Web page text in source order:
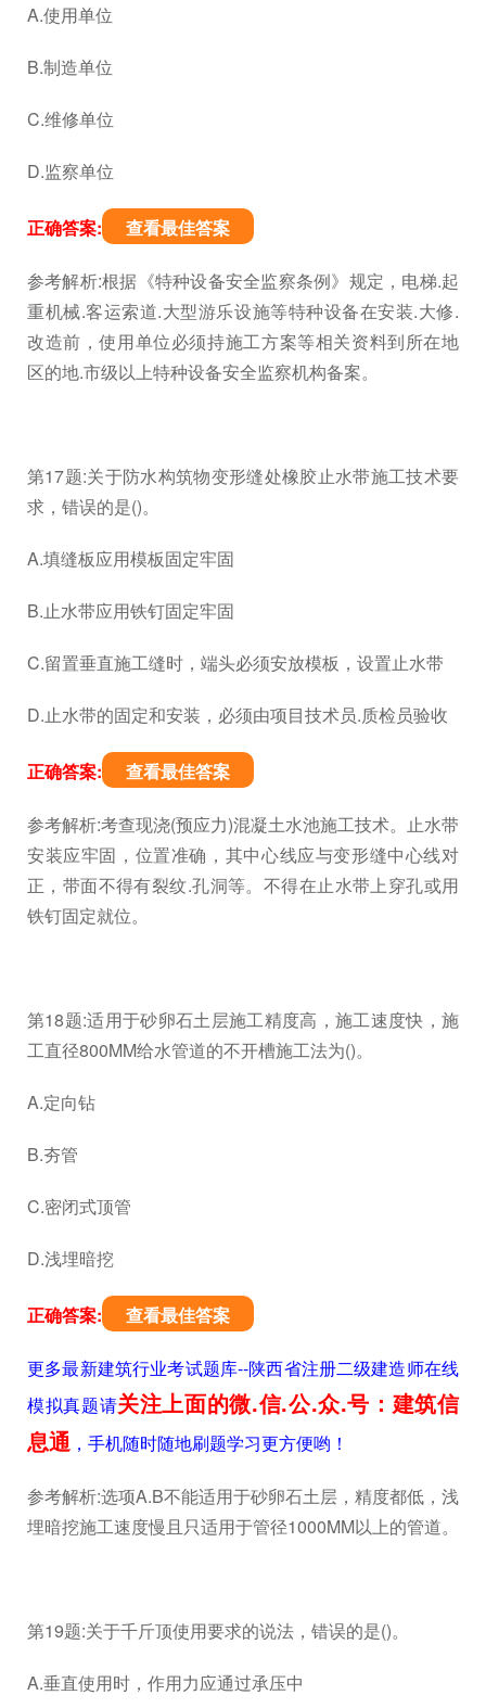
A.使用单位
B.制造单位
C.维修单位
D.监察单位
正确答案: 查看最佳答案
参考解析:根据《特种设备安全监察条例》规定，电梯.起
重机械.客运索道.大型游乐设施等特种设备在安装.大修.
改造前，使用单位必须持施工方案等相关资料到所在地
区的地.市级以上特种设备安全监察机构备案。
第17题:关于防水构筑物变形缝处橡胶止水带施工技术要
求，错误的是()。
A.填缝板应用模板固定牢固
B.止水带应用铁钉固定牢固
C.留置垂直施工缝时，端头必须安放模板，设置止水带
D.止水带的固定和安装，必须由项目技术员.质检员验收
正确答案: 查看最佳答案
参考解析:考查现浇(预应力)混凝土水池施工技术。止水带
安装应牢固，位置准确，其中心线应与变形缝中心线对
正，带面不得有裂纹.孔洞等。不得在止水带上穿孔或用
铁钉固定就位。
第18题:适用于砂卵石土层施工精度高，施工速度快，施
工直径800MM给水管道的不开槽施工法为()。
A.定向钻
B.夯管
C.密闭式顶管
D.浅埋暗挖
正确答案: 查看最佳答案
更多最新建筑行业考试题库--陕西省注册二级建造师在线
模拟真题请关注上面的微.信.公.众.号：建筑信
息通，手机随时随地刷题学习更方便哟！
参考解析:选项A.B不能适用于砂卵石土层，精度都低，浅
埋暗挖施工速度慢且只适用于管径1000MM以上的管道。
第19题:关于千斤顶使用要求的说法，错误的是()。
A.垂直使用时，作用力应通过承压中